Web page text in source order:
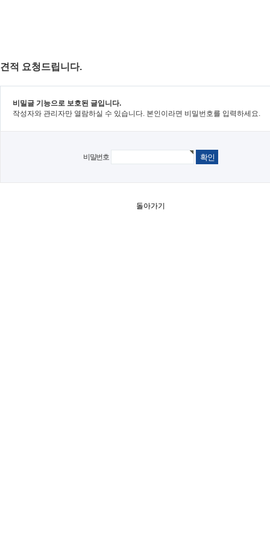
견적 요청드립니다.
비밀글 기능으로 보호된 글입니다.
작성자와 관리자만 열람하실 수 있습니다. 본인이라면 비밀번호를 입력하세요.
비밀번호
돌아가기